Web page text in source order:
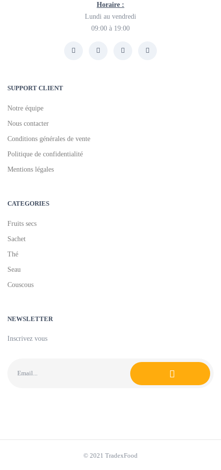
Horaire :
Lundi au vendredi
09:00 à 19:00
SUPPORT CLIENT
Notre équipe
Nous contacter
Conditions générales de vente
Politique de confidentialité
Mentions légales
CATEGORIES
Fruits secs
Sachet
Thé
Seau
Couscous
NEWSLETTER
Inscrivez vous
© 2021 TradexFood